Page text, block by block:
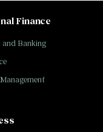
Finance
and Banking